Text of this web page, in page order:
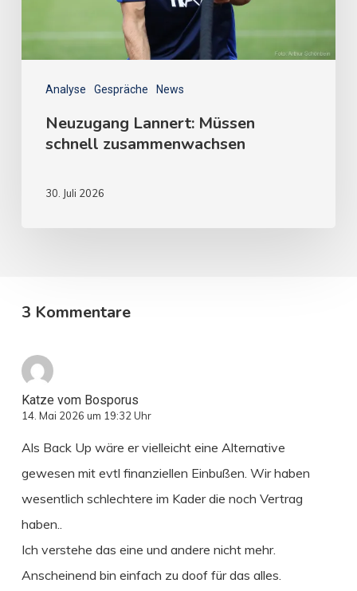
Analyse Gespräche News
Neuzugang Lannert: Müssen
schnell zusammenwachsen
30. Juli 2026
3 Kommentare
Katze vom Bosporus
14. Mai 2026 um 19:32 Uhr
Als Back Up wäre er vielleicht eine Alternative
gewesen mit evtl finanziellen Einbußen. Wir haben
wesentlich schlechtere im Kader die noch Vertrag
haben..
Ich verstehe das eine und andere nicht mehr.
Anscheinend bin einfach zu doof für das alles.